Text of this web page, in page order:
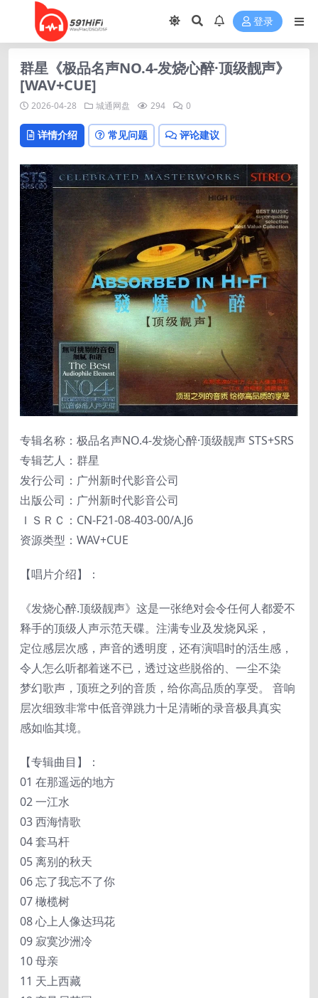
登录
群星《极品名声NO.4-发烧心醉·顶级靓声》
[WAV+CUE]
2026-04-28 城通网盘 294 0
详情介绍 常见问题 评论建议
专辑名称：极品名声NO.4-发烧心醉·顶级靓声 STS+SRS
专辑艺人：群星
发行公司：广州新时代影音公司
出版公司：广州新时代影音公司
ＩＳＲＣ：CN-F21-08-403-00/A.J6
资源类型：WAV+CUE
【唱片介绍】：
《发烧心醉.顶级靓声》这是一张绝对会令任何人都爱不
释手的顶级人声示范天碟。注满专业及发烧风采，
定位感层次感，声音的透明度，还有演唱时的活生感，
令人怎么听都着迷不已，透过这些脱俗的、一尘不染
梦幻歌声，顶班之列的音质，给你高品质的享受。 音响
层次细致非常中低音弹跳力十足清晰的录音极具真实
感如临其境。
【专辑曲目】：
01 在那遥远的地方
02 一江水
03 西海情歌
04 套马杆
05 离别的秋天
06 忘了我忘不了你
07 橄榄树
08 心上人像达玛花
09 寂寞沙洲冷
10 母亲
11 天上西藏